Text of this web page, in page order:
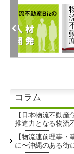
コラム
【日本物流不動
推進力となる物流
【物流連前理事
に〜沖縄のある街